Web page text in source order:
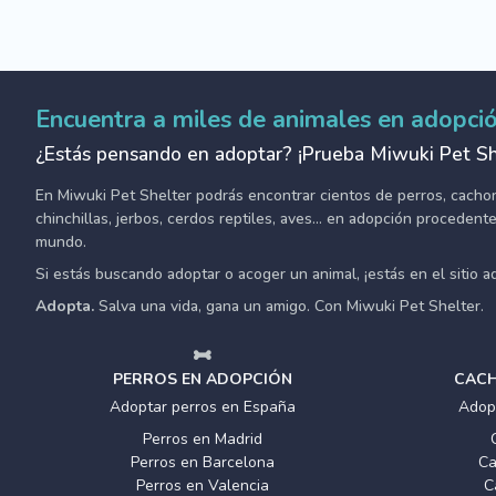
Encuentra a miles de animales en
¿Estás pensando en adoptar? ¡Prueba Miwuki Pet
En Miwuki Pet Shelter podrás encontrar cientos de perros,
chinchillas, jerbos, cerdos reptiles, aves... en adopción
mundo.
Si estás buscando adoptar o acoger un animal, ¡estás en el sitio
Adopta. Salva una vida, gana un amigo. Con Miwuki Pet Shelter.
PERROS EN ADOPCIÓN
Adoptar perros en España
Perros en Madrid
Perros en Barcelona
Perros en Valencia